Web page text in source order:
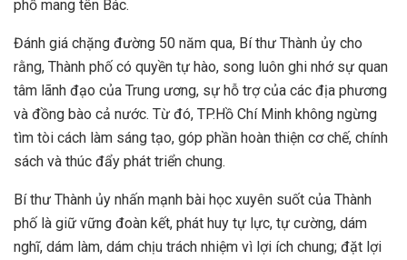
phố mang tên Bác.
Đánh giá chặng đường 50 năm qua, Bí thư Thành ủy cho
rằng, Thành phố có quyền tự hào, song luôn ghi nhớ sự quan
tâm lãnh đạo của Trung ương, sự hỗ trợ của các địa phương
và đồng bào cả nước. Từ đó, TP.Hồ Chí Minh không ngừng
tìm tòi cách làm sáng tạo, góp phần hoàn thiện cơ chế, chính
sách và thúc đẩy phát triển chung.
Bí thư Thành ủy nhấn mạnh bài học xuyên suốt của Thành
phố là giữ vững đoàn kết, phát huy tự lực, tự cường, dám
nghĩ, dám làm, dám chịu trách nhiệm vì lợi ích chung; đặt lợi